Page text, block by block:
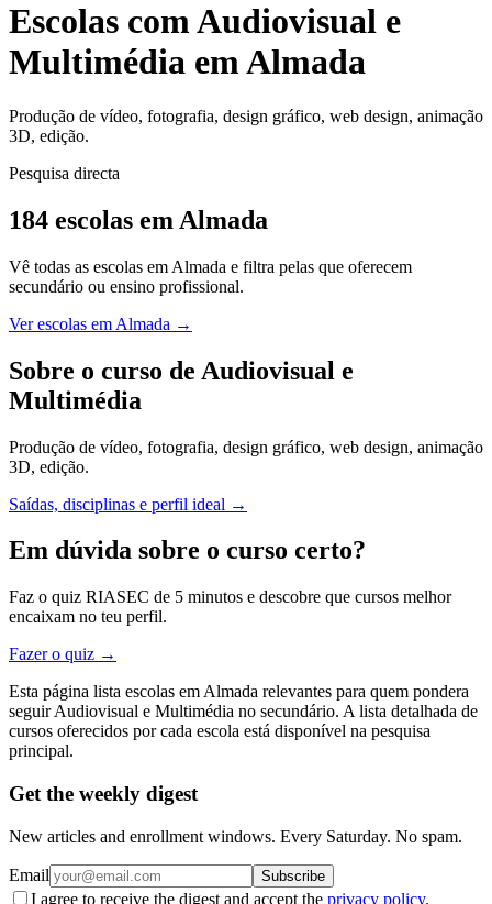
Escolas com Audiovisual e
Multimédia em Almada
Produção de vídeo, fotografia, design gráfico, web design, animação
3D, edição.
Pesquisa directa
184 escolas em Almada
Vê todas as escolas em Almada e filtra pelas que oferecem
secundário ou ensino profissional.
Ver escolas em Almada →
Sobre o curso de Audiovisual e
Multimédia
Produção de vídeo, fotografia, design gráfico, web design, animação
3D, edição.
Saídas, disciplinas e perfil ideal →
Em dúvida sobre o curso certo?
Faz o quiz RIASEC de 5 minutos e descobre que cursos melhor
encaixam no teu perfil.
Fazer o quiz →
Esta página lista escolas em Almada relevantes para quem pondera
seguir Audiovisual e Multimédia no secundário. A lista detalhada de
cursos oferecidos por cada escola está disponível na pesquisa
principal.
Get the weekly digest
New articles and enrollment windows. Every Saturday. No spam.
Email Subscribe
I agree to receive the digest and accept the privacy policy.